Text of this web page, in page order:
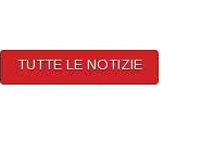
TUTTE LE NOTIZIE